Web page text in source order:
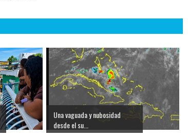
Una vaguada y nubosidad
desde el su...